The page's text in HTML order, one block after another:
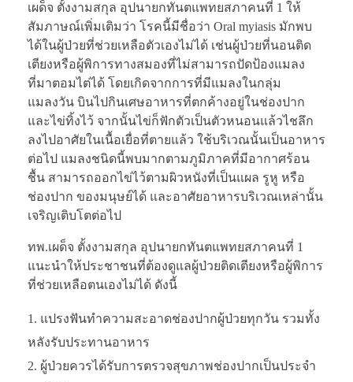
เผด็จ ตั้งงามสกุล อุปนายกทันตแพทยสภาคนที่ 1 ให้
สัมภาษณ์เพิ่มเติมว่า โรคนี้มีชื่อว่า Oral myiasis มักพบ
ได้ในผู้ป่วยที่ช่วยเหลือตัวเองไม่ได้ เช่นผู้ป่วยที่นอนติด
เตียงหรือผู้พิการทางสมองที่ไม่สามารถปัดป้องแมลง
ที่มาตอมไต่ได้ โดยเกิดจากการที่มีแมลงในกลุ่ม
แมลงวัน บินไปกินเศษอาหารที่ตกค้างอยู่ในช่องปาก
และไข่ทิ้งไว้ จากนั้นไข่ก็ฟักตัวเป็นตัวหนอนแล้วไชลึก
ลงไปอาศัยในเนื้อเยื่อที่ตายแล้ว ใช้บริเวณนั้นเป็นอาหาร
ต่อไป แมลงชนิดนี้พบมากตามภูมิภาคที่มีอากาศร้อน
ชื้น สามารถออกไข่ไว้ตามผิวหนังที่เป็นแผล รูหู หรือ
ช่องปาก ของมนุษย์ได้ และอาศัยอาหารบริเวณเหล่านั้น
เจริญเติบโตต่อไป
ทพ.เผด็จ ตั้งงามสกุล อุปนายกทันตแพทยสภาคนที่ 1
แนะนำให้ประชาชนที่ต้องดูแลผู้ป่วยติดเตียงหรือผู้พิการ
ที่ช่วยเหลือตนเองไม่ได้ ดังนี้
แปรงฟันทำความสะอาดช่องปากผู้ป่วยทุกวัน รวมทั้ง
หลังรับประทานอาหาร
ผู้ป่วยควรได้รับการตรวจสุขภาพช่องปากเป็นประจำ